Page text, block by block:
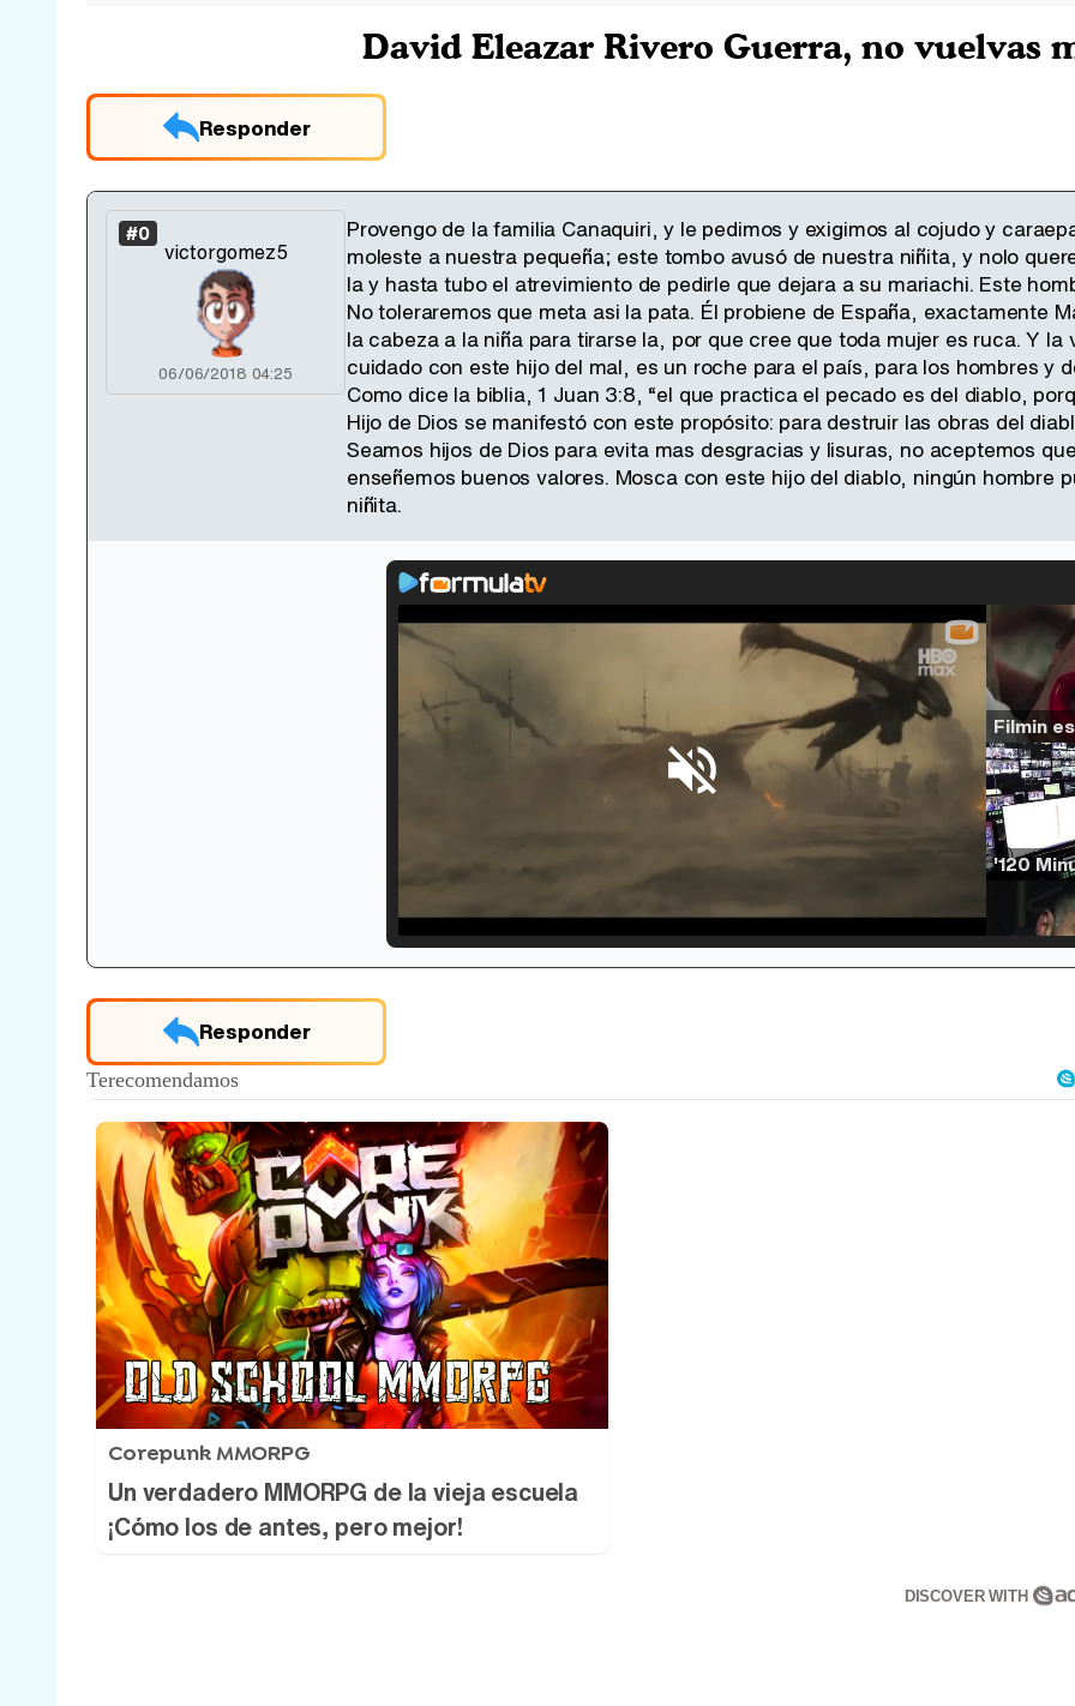
David Eleazar Rivero Guerra, no vuelvas
Responder
#0
victorgomez5
06/06/2018 04:25
Provengo de la familia Canaquiri, y le pedimos y exigimos al cojudo y
moleste a nuestra pequeña; este tombo avusó de nuestra niñita, y nolo
la y hasta tubo el atrevimiento de pedirle que dejara a su mariachi. Este
No toleraremos que meta asi la pata. Él probiene de España, exactamente
la cabeza a la niña para tirarse la, por que cree que toda mujer es ruca. Y
cuidado con este hijo del mal, es un roche para el país, para los hombres y
Como dice la biblia, 1 Juan 3:8, “el que practica el pecado es del diablo,
Hijo de Dios se manifestó con este propósito: para destruir las obras del
Seamos hijos de Dios para evita mas desgracias y lisuras, no aceptemos
enseñemos buenos valores. Mosca con este hijo del diablo, ningún hombre
niñita.
Unmute /
Responder
Corepunk MMORPG
Un verdadero MMORPG de la vieja escuela
¡Cómo los de antes, pero mejor!
DISCOVER WITH